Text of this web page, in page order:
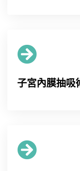
子宮內膜抽吸